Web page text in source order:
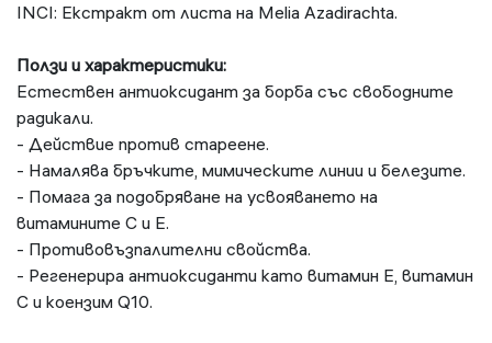
INCI: Екстракт от листа на Melia Azadirachta.
Ползи и характеристики:
Естествен антиоксидант за борба със свободните
радикали.
- Действие против стареене.
- Намалява бръчките, мимическите линии и белезите.
- Помага за подобряване на усвояването на
витамините С и Е.
- Противовъзпалителни свойства.
- Регенерира антиоксиданти като витамин Е, витамин
С и коензим Q10.